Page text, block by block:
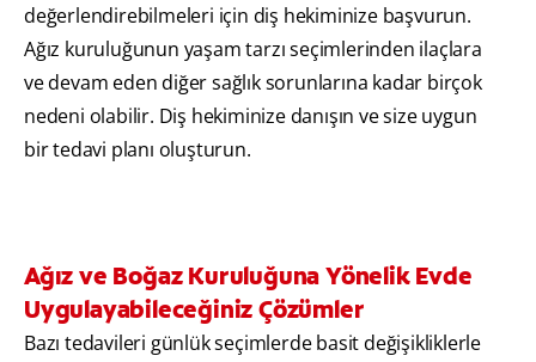
değerlendirebilmeleri için diş hekiminize başvurun.
Ağız kuruluğunun yaşam tarzı seçimlerinden ilaçlara
ve devam eden diğer sağlık sorunlarına kadar birçok
nedeni olabilir. Diş hekiminize danışın ve size uygun
bir tedavi planı oluşturun.
Ağız ve Boğaz Kuruluğuna Yönelik Evde
Uygulayabileceğiniz Çözümler
Bazı tedavileri günlük seçimlerde basit değişikliklerle